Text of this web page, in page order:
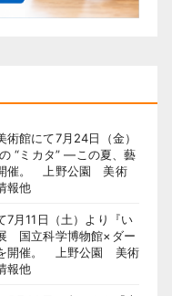
館にて7月24日（金）
“ミカタ” ―この夏、藝
催。 上野公園 美術
報他
7月11日（土）より『い
国立科学博物館×ダー
開催。 上野公園 美術
報他